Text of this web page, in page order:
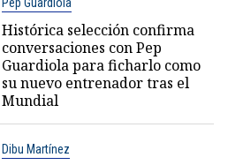
Histórica selección confirma
conversaciones con Pep
Guardiola para ficharlo como
su nuevo entrenador tras el
Mundial
Dibu Martínez